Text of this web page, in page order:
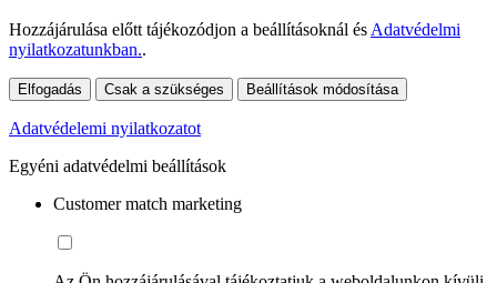
Hozzájárulása előtt tájékozódjon a beállításoknál és Adatvédelmi
nyilatkozatunkban..
Elfogadás Csak a szükséges Beállítások módosítása
Adatvédelemi nyilatkozatot
Egyéni adatvédelmi beállítások
Customer match marketing